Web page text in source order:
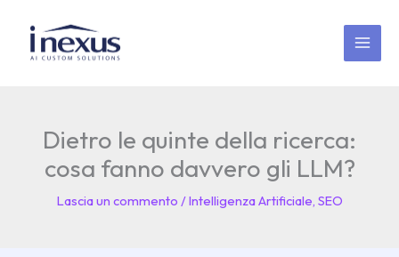
contenuto
Dietro le quinte della ricerca:
cosa fanno davvero gli LLM?
Lascia un commento /Intelligenza Artificiale SEO